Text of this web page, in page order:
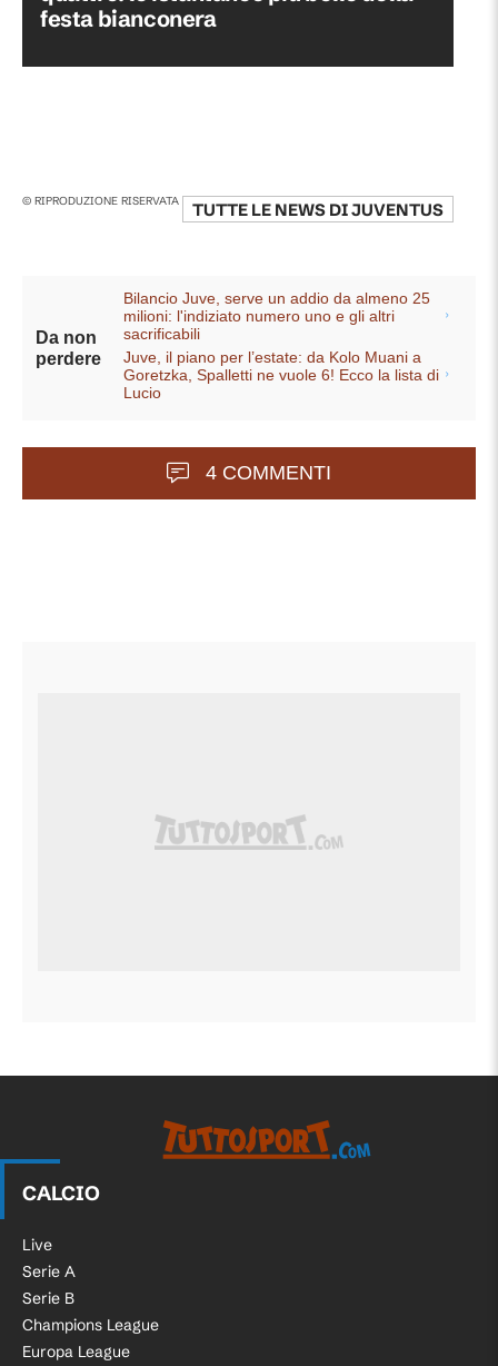
festa bianconera
© RIPRODUZIONE RISERVATA TUTTE LE NEWS DIJUVENTUS
Da non
perdere
Bilancio Juve, serve un addio da almeno 25
milioni: l'indiziato numero uno e gli altri
sacrificabili
Juve, il piano per l’estate: da Kolo Muani a
Goretzka, Spalletti ne vuole 6! Ecco la lista di
Lucio
4 COMMENTI
CALCIO
Live
Serie A
Serie B
Champions League
Europa League